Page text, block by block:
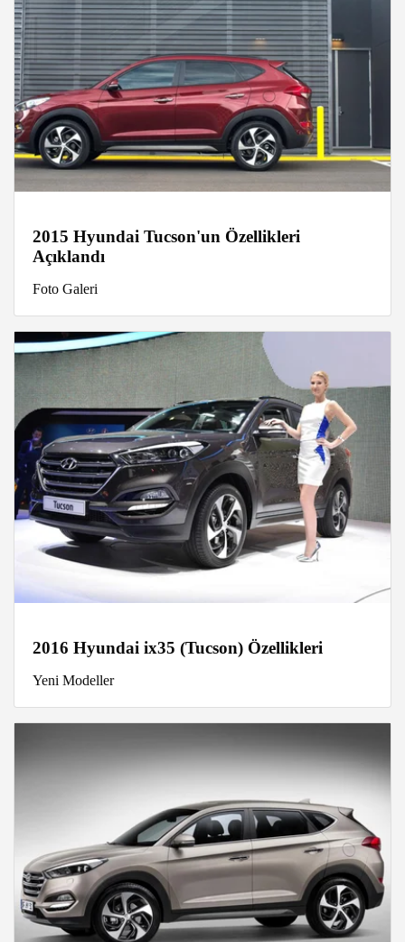
2015 Hyundai Tucson'un Özellikleri
Açıklandı
Foto Galeri
2016 Hyundai ix35 (Tucson) Özellikleri
Yeni Modeller